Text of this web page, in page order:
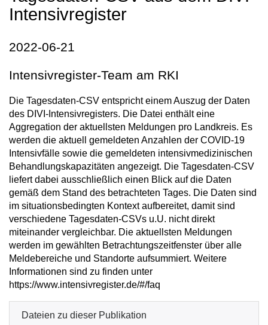
Intensivregister
2022-06-21
Intensivregister-Team am RKI
Die Tagesdaten-CSV entspricht einem Auszug der Daten
des DIVI-Intensivregisters. Die Datei enthält eine
Aggregation der aktuellsten Meldungen pro Landkreis. Es
werden die aktuell gemeldeten Anzahlen der COVID-19
Intensivfälle sowie die gemeldeten intensivmedizinischen
Behandlungskapazitäten angezeigt. Die Tagesdaten-CSV
liefert dabei ausschließlich einen Blick auf die Daten
gemäß dem Stand des betrachteten Tages. Die Daten sind
im situationsbedingten Kontext aufbereitet, damit sind
verschiedene Tagesdaten-CSVs u.U. nicht direkt
miteinander vergleichbar. Die aktuellsten Meldungen
werden im gewählten Betrachtungszeitfenster über alle
Meldebereiche und Standorte aufsummiert. Weitere
Informationen sind zu finden unter
https://www.intensivregister.de/#/faq
Dateien zu dieser Publikation